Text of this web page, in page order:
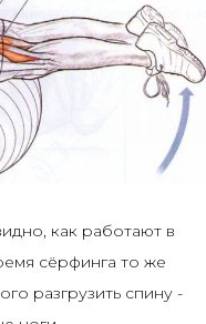
как работают в
сёрфинга то же
разгрузить спину -